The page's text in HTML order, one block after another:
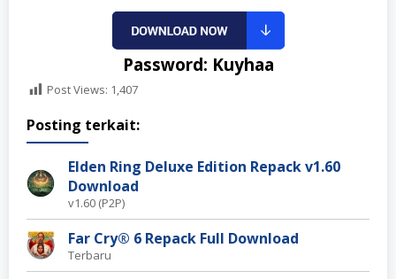
Password: Kuyhaa
Post Views: 1,407
Posting terkait:
Elden Ring Deluxe Edition Repack v1.60
Download
v1.60 (P2P)
Far Cry® 6 Repack Full Download
Terbaru